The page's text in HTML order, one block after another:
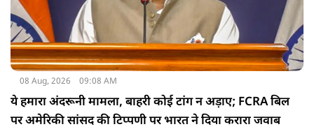
08 Aug, 2026 09:08 AM
ये हमारा अंदरूनी मामला, बाहरी कोई टांग न अड़ाए; FCRA बिल
पर अमेरिकी सांसद की टिप्पणी पर भारत ने दिया करारा जवाब